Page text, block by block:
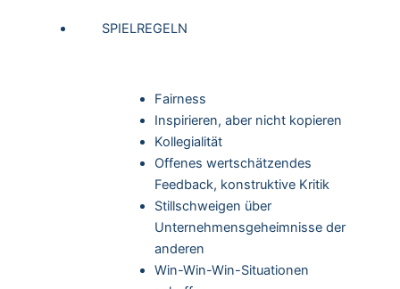
SPIELREGELN
Fairness
Inspirieren, aber nicht kopieren
Kollegialität
Offenes wertschätzendes
Feedback, konstruktive Kritik
Stillschweigen über
Unternehmensgeheimnisse der
anderen
Win-Win-Win-Situationen